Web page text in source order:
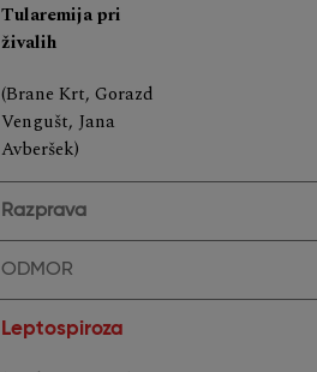
Tularemija pri
živalih
(Brane Krt, Gorazd
Vengušt, Jana
Avberšek)
Razprava
ODMOR
Leptospiroza